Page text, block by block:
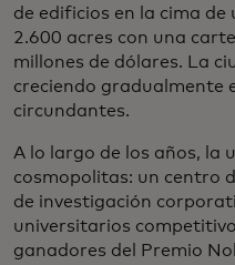
de edificios en la cima de
2.600 acres con una
millones de dólares. La
creciendo gradualmente
circundantes.
A lo largo de los años, la
cosmopolitas: un centro
de investigación
universitarios
ganadores del Premio